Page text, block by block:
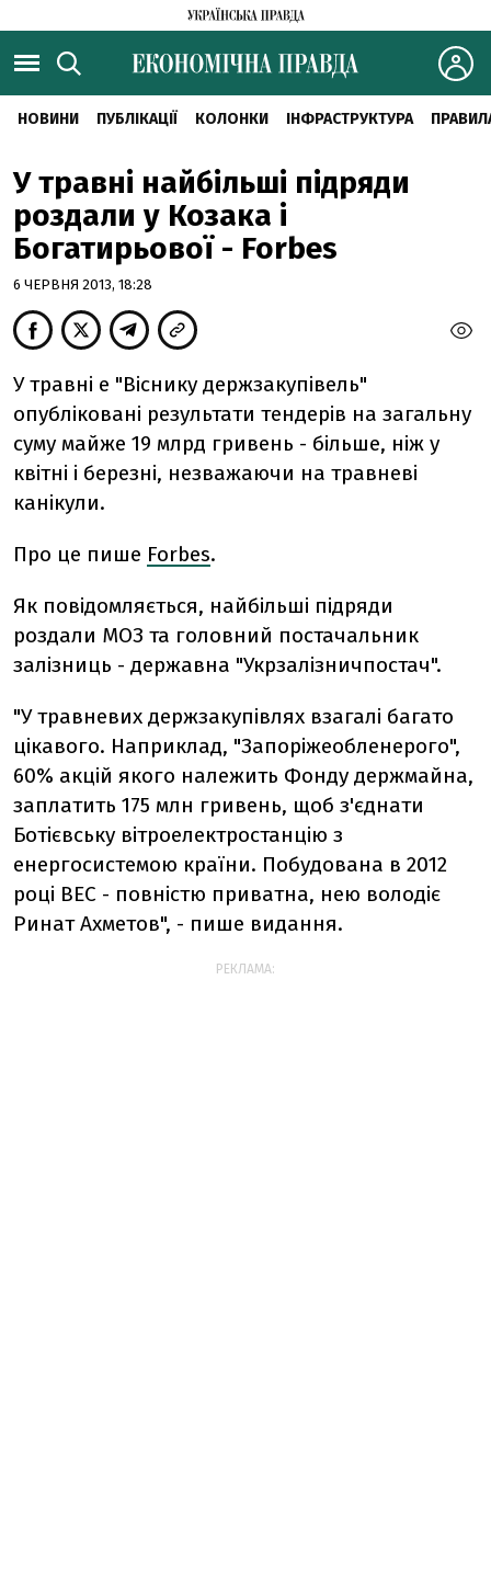
НОВИНИ ПУБЛІКАЦІЇ КОЛОНКИ ІНФРАСТРУКТУРА
У травні найбільші підряди
роздали у Козака і
Богатирьової - Forbes
6 ЧЕРВНЯ 2013, 18:28
У травні e "Віснику держзакупівель"
опубліковані результати тендерів на загальну
суму майже 19 млрд гривень - більше, ніж у
квітні і березні, незважаючи на травневі
канікули.
Про це пише Forbes.
Як повідомляється, найбільші підряди
роздали МОЗ та головний постачальник
залізниць - державна "Укрзалізничпостач".
"У травневих держзакупівлях взагалі багато
цікавого. Наприклад, "Запоріжеобленерого",
60% акцій якого належить Фонду держмайна,
заплатить 175 млн гривень, щоб з'єднати
Ботієвську вітроелектростанцію з
енергосистемою країни. Побудована в 2012
році ВЕС - повністю приватна, нею володіє
Ринат Ахметов", - пише видання.
РЕКЛАМА: